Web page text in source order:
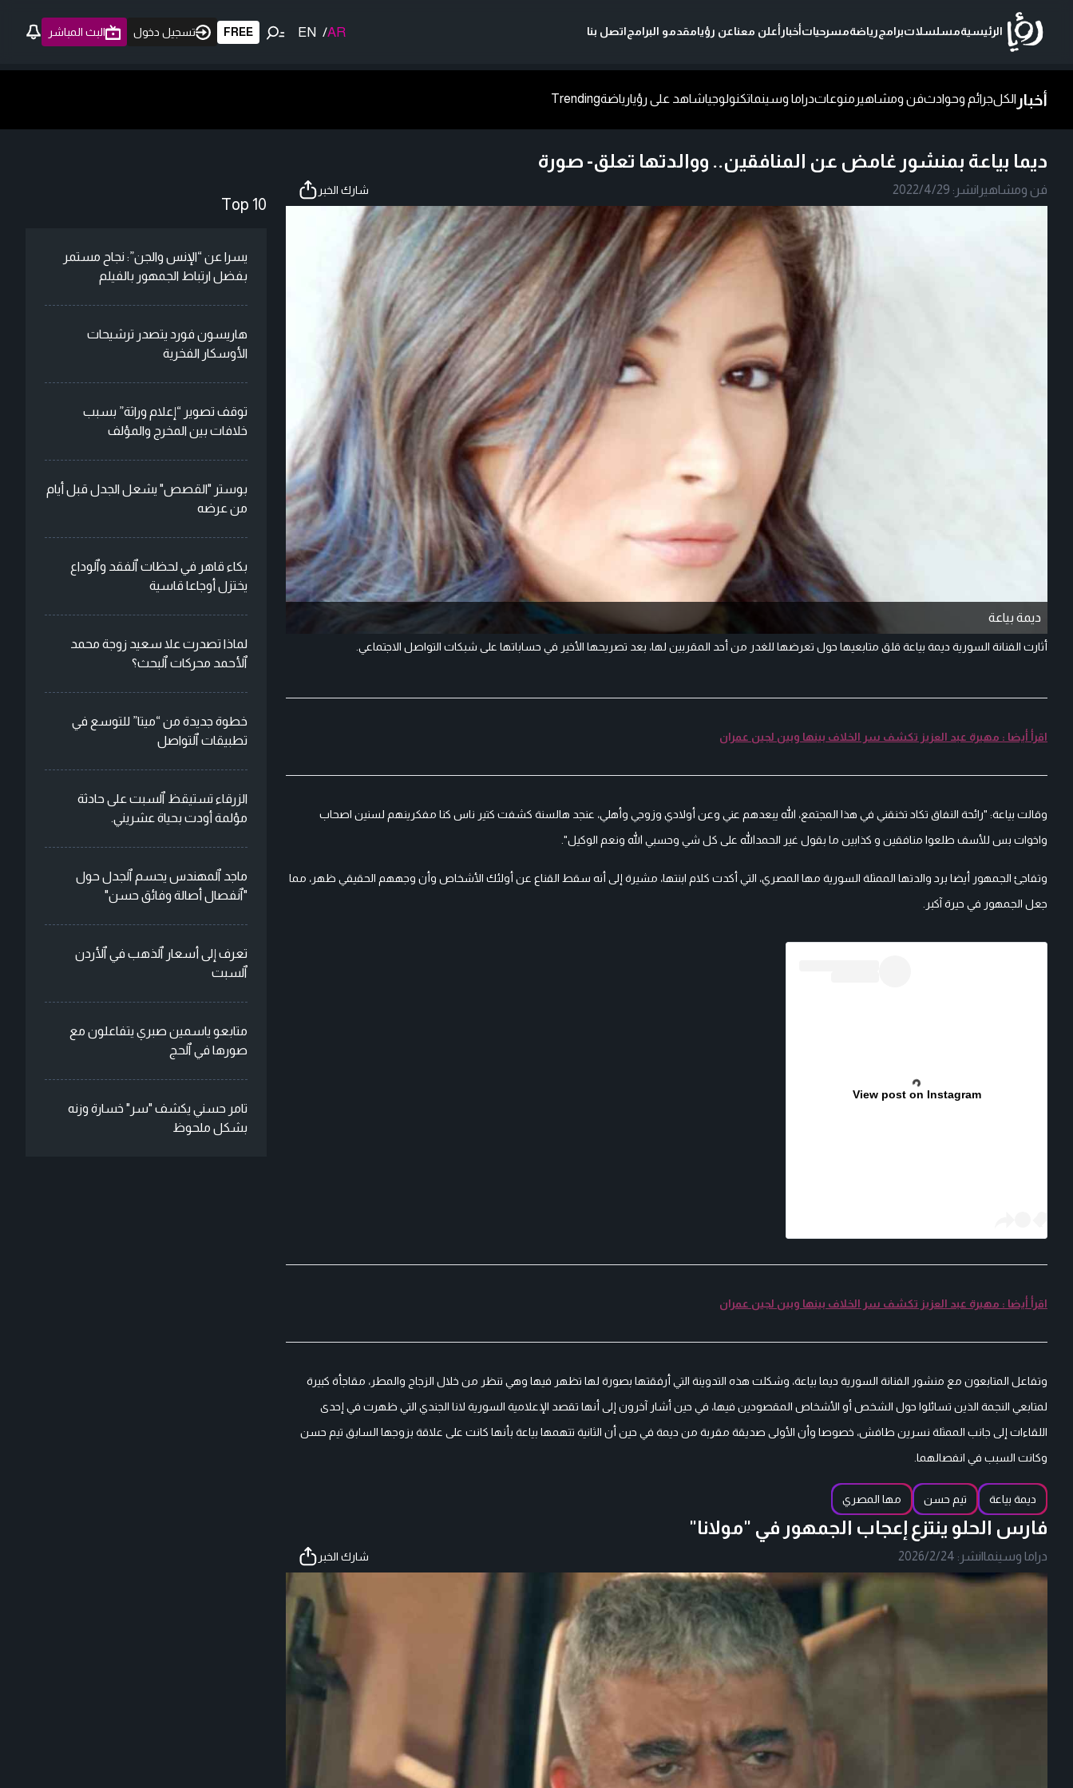
الرئيسيةمسلسلاتبرامجرياضةمسرحياتأخبارأعلن معناعن رؤيامقدمو البرامجاتصل بنا AR
/
EN
FREE تسجيل دخول البث المباشر
أخبار الكلجرائم وحوادثفن ومشاهير منوعاتدراما وسينماتكنولوجياشاهد على رؤيارياضةTrending
ديما بياعة بمنشور غامض عن المنافقين.. ووالدتها تعلق- صورة
فن ومشاهير |نشر: 2022/4/29 شارك الخبر
ديمة بياعة
أثارت الفنانة السورية ديمة بياعة قلق متابعيها حول تعرضها للغدر من أحد المقربين لها، بعد تصريحها الأخير في حساباتها على شبكات التواصل الاجتماعي.
اقرأ أيضا : مهيرة عبد العزيز تكشف سر الخلاف بينها وبين لجين عمران
وقالت بياعة: "رائحة النفاق تكاد تخنقني في هذا المجتمع، الله يبعدهم عني وعن أولادي وزوجي وأهلي، عنجد هالسنة كشفت كتير ناس كنا مفكرينهم لسنين اصحاب
واخوات بس للأسف طلعوا منافقين و كذابين ما بقول غير الحمدالله على كل شي وحسبي الله ونعم الوكيل".
وتفاجئ الجمهور أيضا برد والدتها الممثلة السورية مها المصري، التي أكدت كلام ابنتها، مشيرة إلى أنه سقط القناع عن أولئك الأشخاص وأن وجههم الحقيقي ظهر، مما
جعل الجمهور في حيرة آكبر.
View post on Instagram
اقرأ أيضا : مهيرة عبد العزيز تكشف سر الخلاف بينها وبين لجين عمران
وتفاعل المتابعون مع منشور الفنانة السورية ديما بياعة، وشكلت هذه التدوينة التي أرفقتها بصورة لها تظهر فيها وهي تنظر من خلال الزجاج والمطر، مقاجأة كبيرة
لمتابعي النجمة الذين تسائلوا حول الشخص أو الأشخاص المقصودين فيها، في حين أشار آخرون إلى أنها تقصد الإعلامية السورية لانا الجندي التي ظهرت في إحدى
اللقاءات إلى جانب الممثلة نسرين طافش، خصوصا وأن الأولى صديقة مقربة من ديمة في حين أن الثانية تتهمها بياعة بأنها كانت على علاقة بزوجها السابق تيم حسن
وكانت السبب في انفصالهما.
ديمة بياعة تيم حسن مها المصري
فارس الحلو ينتزع إعجاب الجمهور في "مولانا"
دراما وسينما نشر: 2026/2/24 شارك الخبر
Top 10
يسرا عن “الإنس والجن”: نجاح مستمر
بفضل ارتباط الجمهور بالفيلم
هاريسون فورد يتصدر ترشيحات
الأوسكار الفخرية
توقف تصوير “إعلام وراثة” بسبب
خلافات بين المخرج والمؤلف
بوستر "القصص" يشعل الجدل قبل أيام
من عرضه
بكاء قاهر في لحظات ٱلفقد وٱلوداع
يختزل أوجاعا قاسية
لماذا تصدرت علا سعيد زوجة محمد
ٱلأحمد محركات ٱلبحث؟
خطوة جديدة من “ميتا” للتوسع في
تطبيقات ٱلتواصل
الزرقاء تستيقظ ٱلسبت على حادثة
مؤلمة أودت بحياة عشريني.
ماجد ٱلمهندس يحسم ٱلجدل حول
"ٱنفصال أصالة وفائق حسن"
تعرف إلى أسعار ٱلذهب في ٱلأردن
ٱلسبت
متابعو ياسمين صبري يتفاعلون مع
صورها في ٱلحج
تامر حسني يكشف "سر" خسارة وزنه
بشكل ملحوظ